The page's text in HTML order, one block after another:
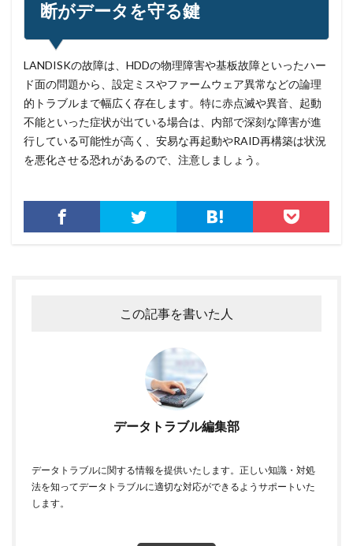
断がデータを守る鍵
LANDISKの故障は、HDDの物理障害や基板故障といったハー
ド面の問題から、設定ミスやファームウェア異常などの論理
的トラブルまで幅広く存在します。特に赤点滅や異音、起動
不能といった症状が出ている場合は、内部で深刻な障害が進
行している可能性が高く、安易な再起動やRAID再構築は状況
を悪化させる恐れがあるので、注意しましょう。
この記事を書いた人
データトラブル編集部
データトラブルに関する情報を提供いたします。正しい知識・対処
法を知ってデータトラブルに適切な対応ができるようサポートいた
します。